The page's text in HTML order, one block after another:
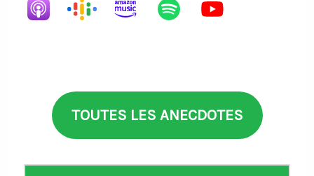
TOUTES LES ANECDOTES